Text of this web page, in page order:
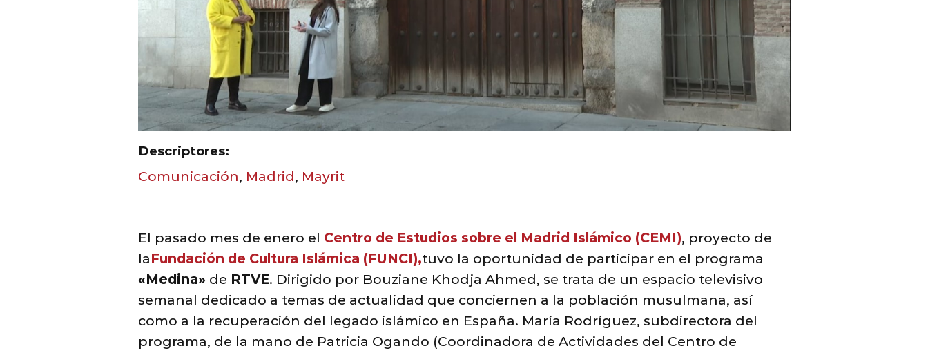
Descriptores:
Comunicación, Madrid, Mayrit
El pasado mes de enero el Centro de Estudios sobre el Madrid Islámico (CEMI), proyecto de
laFundación de Cultura Islámica (FUNCI),tuvo la oportunidad de participar en el programa
«Medina» de RTVE. Dirigido por Bouziane Khodja Ahmed, se trata de un espacio televisivo
semanal dedicado a temas de actualidad que conciernen a la población musulmana, así
como a la recuperación del legado islámico en España. María Rodríguez, subdirectora del
programa, de la mano de Patricia Ogando (Coordinadora de Actividades del Centro de